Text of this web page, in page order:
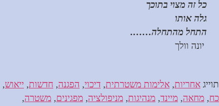
כל זה מצוי בתוכך
גלה אותו
התחל מהתחלה…….
יונה וולך
תוייג אחריות, אלימות משטרתית, דיכוי, הפגנה, חדשות, ייאוש,
כח, מחאה, מיינד, מנהיגות, מניפולציה, מפגינים, משטרה,